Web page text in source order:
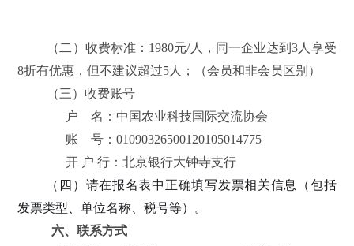
（二）收费标准：1980元/人，同一企业达到3人享受
8折有优惠，但不建议超过5人；（会员和非会员区别）
（三）收费账号
户 名：中国农业科技国际交流协会
账 号：01090326500120105014775
开 户 行：北京银行大钟寺支行
（四）请在报名表中正确填写发票相关信息（包括
发票类型、单位名称、税号等）。
六、联系方式